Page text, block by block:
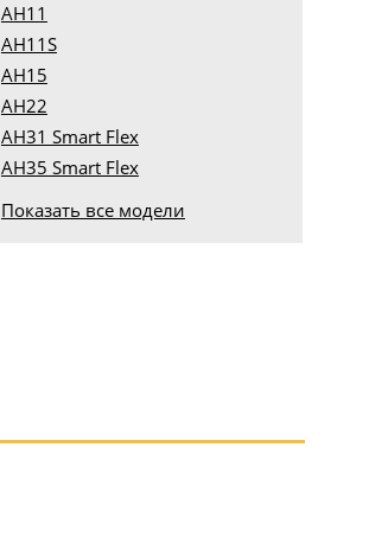
AH11
AH11S
AH15
AH22
AH31 Smart Flex
AH35 Smart Flex
Показать все модели